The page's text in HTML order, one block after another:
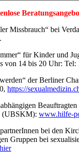
Missbrauch“ bei
für Kinder und
von 14 bis 20 Uhr: Tel:
der Berliner
https://
(UBSKM): www.hilfe-
bei den
Gruppen bei